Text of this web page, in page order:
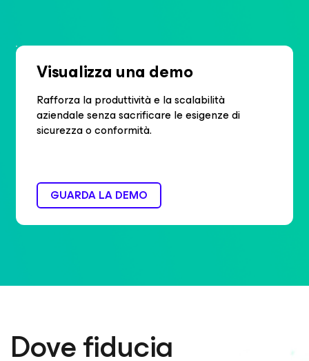
Visualizza una demo
Rafforza la produttività e la scalabilità
aziendale senza sacrificare le esigenze di
sicurezza o conformità.
GUARDA LA DEMO
Dove fiducia